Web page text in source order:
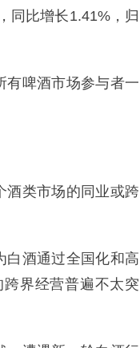
同比增长1.41%，归
有啤酒市场参与者一
酒类市场的同业或跨
白酒通过全国化和高
界经营普遍不太突